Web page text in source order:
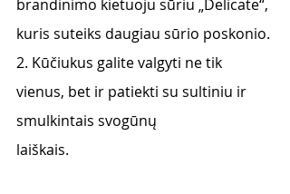
brandinimo kietuoju sūriu „Delicate“,
kuris suteiks daugiau sūrio poskonio.
2. Kūčiukus galite valgyti ne tik
vienus, bet ir patiekti su sultiniu ir
smulkintais svogūnų
laiškais.